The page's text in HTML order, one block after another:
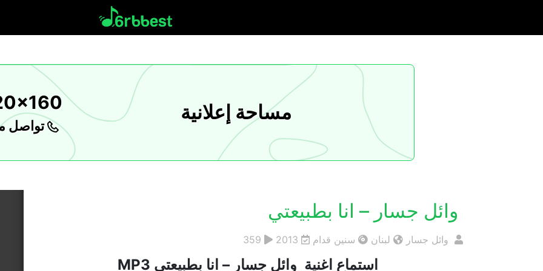
مساحة إعلانية
تواصل
وائل جسار – انا بطبيعتي
وائل جسار لبنان سنين قدام 2013
استماع اغنية وائل جسار – انا بطبيعتي MP3